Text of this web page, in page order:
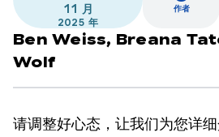
11 月
2025 年
作者
Ben Weiss, Breana
Wolf
请调整好心态，让我们为您详细